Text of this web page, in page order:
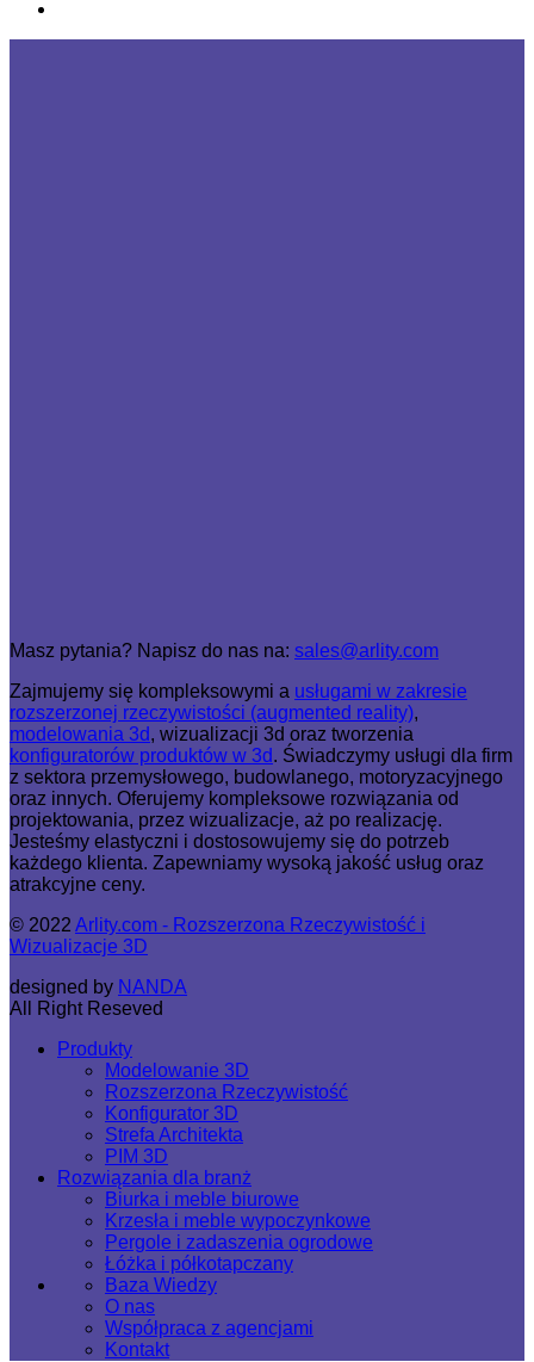
Masz pytania? Napisz do nas na: sales@arlity.com
Zajmujemy się kompleksowymi a usługami w zakresie
rozszerzonej rzeczywistości (augmented reality),
modelowania 3d, wizualizacji 3d oraz tworzenia
konfiguratorów produktów w 3d. Świadczymy usługi dla firm
z sektora przemysłowego, budowlanego, motoryzacyjnego
oraz innych. Oferujemy kompleksowe rozwiązania od
projektowania, przez wizualizacje, aż po realizację.
Jesteśmy elastyczni i dostosowujemy się do potrzeb
każdego klienta. Zapewniamy wysoką jakość usług oraz
atrakcyjne ceny.
© 2022 Arlity.com - Rozszerzona Rzeczywistość i
Wizualizacje 3D
designed by NANDA
All Right Reseved
Produkty
Modelowanie 3D
Rozszerzona Rzeczywistość
Konfigurator 3D
Strefa Architekta
PIM 3D
Rozwiązania dla branż
Biurka i meble biurowe
Krzesła i meble wypoczynkowe
Pergole i zadaszenia ogrodowe
Łóżka i półkotapczany
Baza Wiedzy
O nas
Współpraca z agencjami
Kontakt